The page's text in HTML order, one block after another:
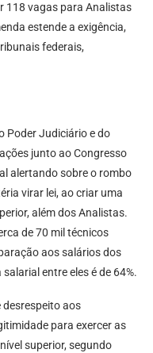
118 vagas para Analistas
estende a exigência,
federais,
Poder Judiciário e do
junto ao Congresso
alertando sobre o rombo
virar lei, ao criar uma
além dos Analistas.
de 70 mil técnicos
aos salários dos
entre eles é de 64%.
desrespeito aos
para exercer as
superior, segundo